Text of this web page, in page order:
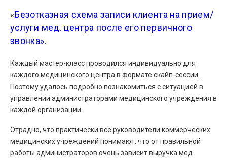
«Безотказная схема записи клиента на прием/
услуги мед. центра после его первичного
звонка».
Каждый мастер-класс проводился индивидуально для
каждого медицинского центра в формате скайп-сессии.
Поэтому удалось подробно познакомиться с ситуацией в
управлении администраторами медицинского учреждения в
каждой организации.
Отрадно, что практически все руководители коммерческих
медицинских учреждений понимают, что от правильной
работы администраторов очень зависит выручка мед.